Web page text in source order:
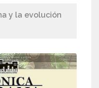
y la evolución